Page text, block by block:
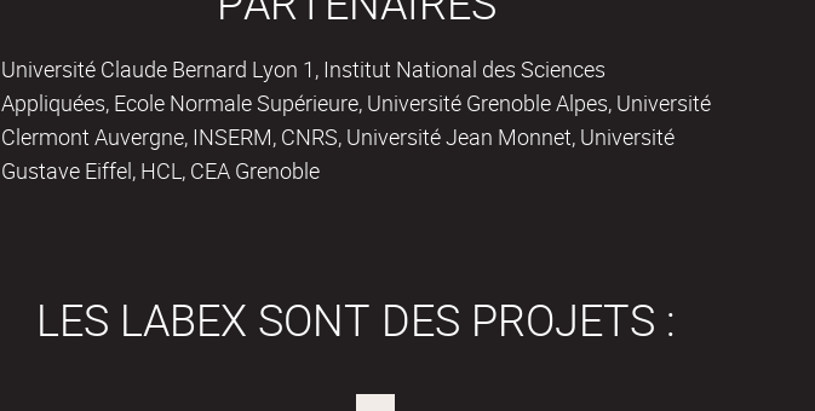
Université Claude Bernard Lyon 1, Institut National des Sciences
Appliquées, Ecole Normale Supérieure, Université Grenoble Alpes, Université
Clermont Auvergne, INSERM, CNRS, Université Jean Monnet, Université
Gustave Eiffel, HCL, CEA Grenoble
LES LABEX SONT DES PROJETS :